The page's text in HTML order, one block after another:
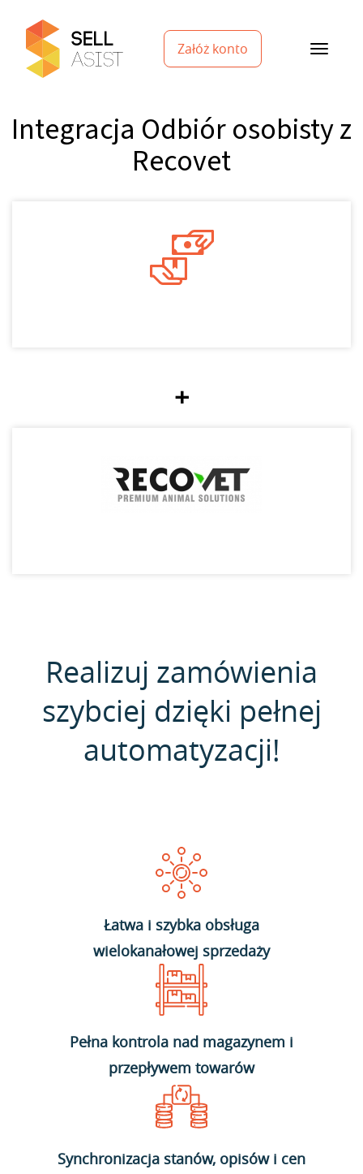
Załóż konto
Integracja Odbiór osobisty z
Recovet
+
Realizuj zamówienia
szybciej dzięki pełnej
automatyzacji!
Łatwa i szybka obsługa
wielokanałowej sprzedaży
Pełna kontrola nad magazynem i
przepływem towarów
Synchronizacja stanów, opisów i cen